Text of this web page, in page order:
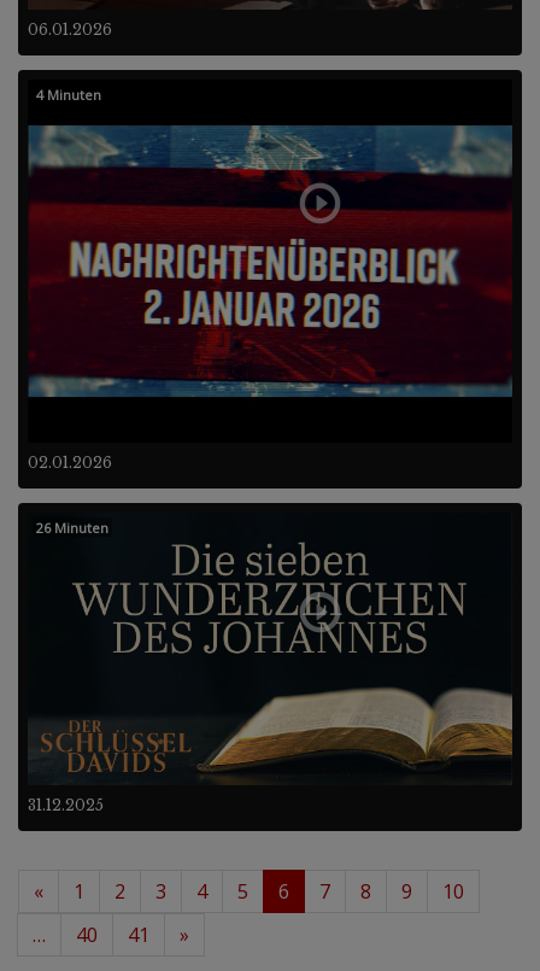
06.01.2026
02.01.2026
4 Minuten
31.12.2025
26 Minuten
« 1 2 3 4 5 6 7 8 9
10
…
40 41 »